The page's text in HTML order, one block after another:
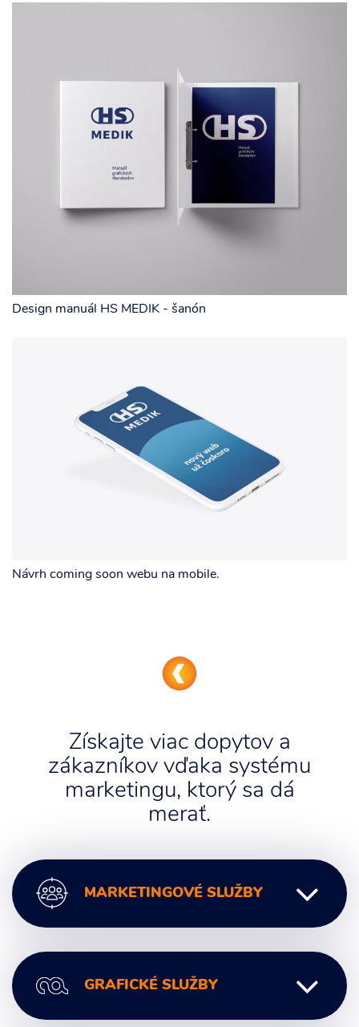
Design manuál HS MEDIK - šanón
Návrh coming soon webu na mobile.
Získajte viac dopytov a
zákazníkov vďaka systému
marketingu, ktorý sa dá
merať.
MARKETINGOVÉ SLUŽBY
Digitálny marketing
Marketingové poradenstvo
Marketingová komunikácia
GRAFICKÉ SLUŽBY